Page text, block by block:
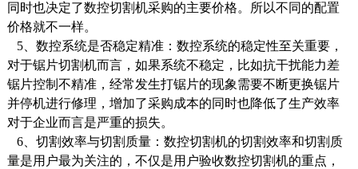
同时也决定了数控切割机采购的主要价格。所以不同的配置
价格就不一样。
5、数控系统是否稳定精准：数控系统的稳定性至关重要，
对于锯片切割机而言，如果系统不稳定，比如抗干扰能力差
锯片控制不精准，经常发生打锯片的现象需要不断更换锯片
并停机进行修理，增加了采购成本的同时也降低了生产效率
对于企业而言是严重的损失。
6、切割效率与切割质量：数控切割机的切割效率和切割质
量是用户最为关注的，不仅是用户验收数控切割机的重点，